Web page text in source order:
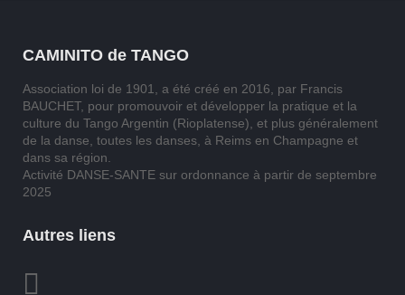
CAMINITO de TANGO
Association loi de 1901, a été créé en 2016, par Francis
BAUCHET, pour promouvoir et développer la pratique et la
culture du Tango Argentin (Rioplatense), et plus généralement
de la danse, toutes les danses, à Reims en Champagne et
dans sa région.
Activité DANSE-SANTE sur ordonnance à partir de septembre
2025
Autres liens